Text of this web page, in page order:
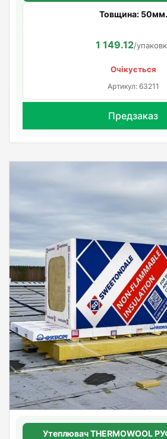
Товщина: 50мм.
1 149.12/
Очікується
Артикул: 63211
Предзаказ
Утеплювач THERMOWOOL